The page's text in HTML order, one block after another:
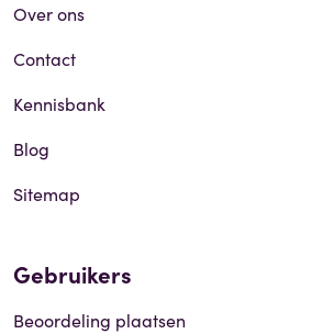
Over ons
Contact
Kennisbank
Blog
Sitemap
Gebruikers
Beoordeling plaatsen